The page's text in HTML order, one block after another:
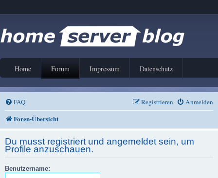
Home Forum Impressum Datenschutz
FAQ Anmelden
Registrieren
Foren-Übersicht
Du musst registriert und angemeldet sein, um
Profile anzuschauen.
Benutzername: